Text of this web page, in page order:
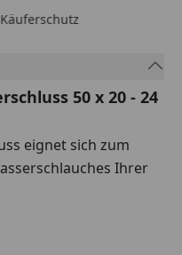
50 x 20 - 24
eignet sich zum
Ihrer